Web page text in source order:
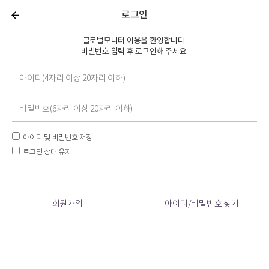
로그인
글로벌모니터 이용을 환영합니다.
비빌번호 입력 후 로그인해 주세요.
아이디 및 비밀번호 저장
로그인 상태 유지
회원가입 아이디/비밀번호 찾기